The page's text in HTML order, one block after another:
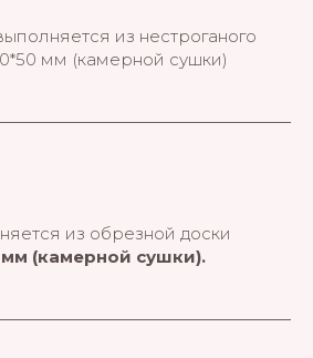
из нестроганого
мм (камерной сушки)
из обрезной доски
мм (камерной сушки).